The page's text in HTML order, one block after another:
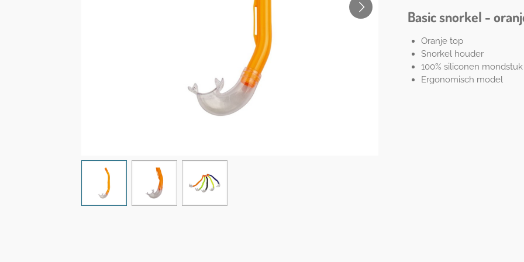
Basic snorkel -
Oranje top
Snorkel houder
100% siliconen mondstuk
Ergonomisch model